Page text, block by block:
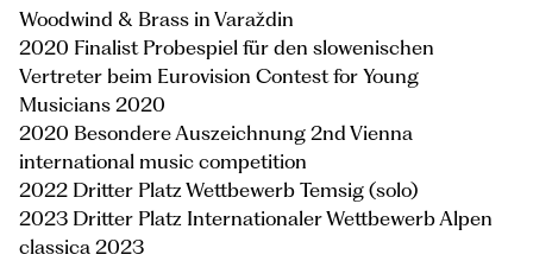
Woodwind & Brass in Varaždin
2020 Finalist Probespiel für den slowenischen
Vertreter beim Eurovision Contest for Young
Musicians 2020
2020 Besondere Auszeichnung 2nd Vienna
international music competition
2022 Dritter Platz Wettbewerb Temsig (solo)
2023 Dritter Platz Internationaler Wettbewerb Alpen
classica 2023